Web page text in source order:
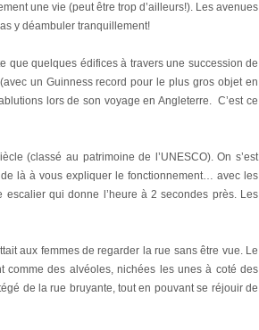
une vie (peut être trop d’ailleurs!). Les avenues
y déambuler tranquillement!
que quelques édifices à travers une succession de
un Guinness record pour le plus gros objet en
lors de son voyage en Angleterre. C’est ce
(classé au patrimoine de l’UNESCO). On s’est
là à vous expliquer le fonctionnement… avec les
qui donne l’heure à 2 secondes près. Les
aux femmes de regarder la rue sans être vue. Le
des alvéoles, nichées les unes à coté des
de la rue bruyante, tout en pouvant se réjouir de